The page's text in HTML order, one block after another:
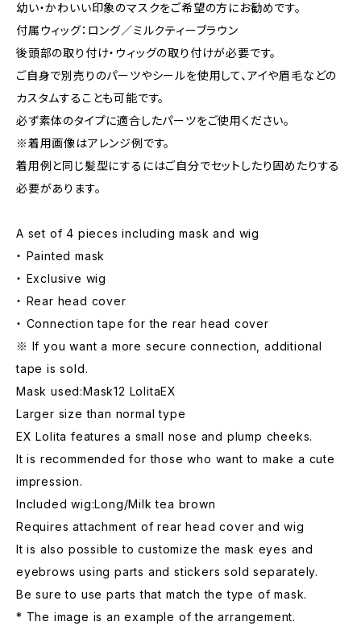
幼い・かわいい印象のマスクをご希望の方にお勧めです。
付属ウィッグ：ロング／ミルクティーブラウン
後頭部の取り付け・ウィッグの取り付けが必要です。
ご自身で別売りのパーツやシールを使用して、アイや眉毛などの
カスタムすることも可能です。
必ず素体のタイプに適合したパーツをご使用ください。
※着用画像はアレンジ例です。
着用例と同じ髪型にするにはご自分でセットしたり固めたりする
必要があります。
A set of 4 pieces including mask and wig
・ Painted mask
・ Exclusive wig
・ Rear head cover
・ Connection tape for the rear head cover
※ If you want a more secure connection, additional
tape is sold.
Mask used:Mask12 LolitaEX
Larger size than normal type
EX Lolita features a small nose and plump cheeks.
It is recommended for those who want to make a cute
impression.
Included wig:Long/Milk tea brown
Requires attachment of rear head cover and wig
It is also possible to customize the mask eyes and
eyebrows using parts and stickers sold separately.
Be sure to use parts that match the type of mask.
* The image is an example of the arrangement.